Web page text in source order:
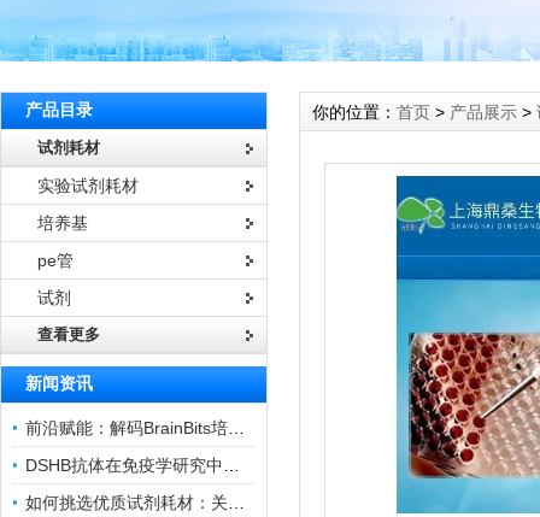
产品目录
试剂耗材
实验试剂耗材
培养基
pe管
试剂
查看更多
新闻资讯
你的位置： 首页 > 产品展示 >